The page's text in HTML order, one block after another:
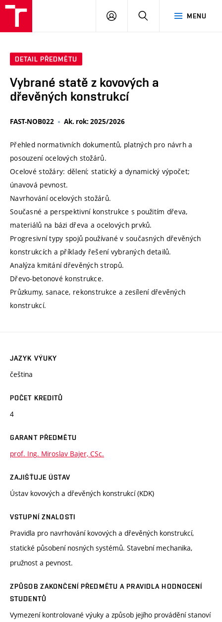
MENU
PŘIHLÁSIT
DETAIL PŘEDMĚTU
Vybrané statě z kovových a
dřevěných konstrukcí
FAST-NOB022 Ak. rok: 2025/2026
Přehled normativních dokumentů, platných pro návrh a
posouzení ocelových stožárů.
Ocelové stožáry: dělení; statický a dynamický výpočet;
únavová pevnost.
Navrhování ocelových stožárů.
Současné a perspektivní konstrukce s použitím dřeva,
materiálů na bázi dřeva a ocelových prvků.
Progresivní typy spojů používané v současných dřevěných
konstrukcích a příklady řešení vybraných detailů.
Analýza kmitání dřevěných stropů.
Dřevo-betonové konstrukce.
Průzkumy, sanace, rekonstrukce a zesílení dřevěných
konstrukcí.
JAZYK VÝUKY
čeština
POČET KREDITŮ
4
GARANT PŘEDMĚTU
prof. Ing. Miroslav Bajer, CSc.
ZAJIŠŤUJE ÚSTAV
Ústav kovových a dřevěných konstrukcí (KDK)
VSTUPNÍ ZNALOSTI
Pravidla pro navrhování kovových a dřevěných konstrukcí,
statické působení nosných systémů. Stavební mechanika,
pružnost a pevnost.
ZPŮSOB ZAKONČENÍ PŘEDMĚTU A PRAVIDLA HODNOCENÍ
STUDENTŮ
Vymezení kontrolované výuky a způsob jejího provádění stanoví